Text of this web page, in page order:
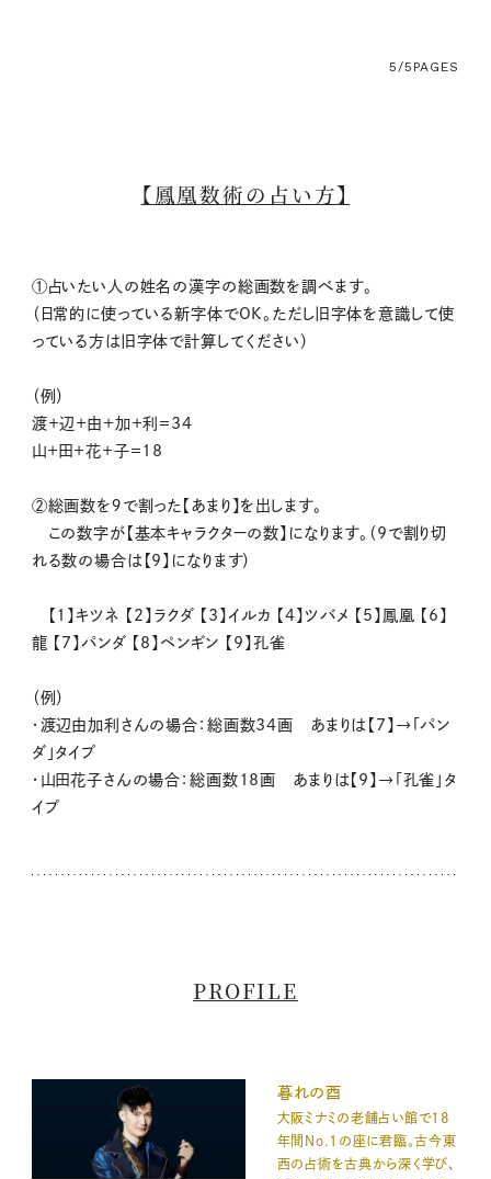
5/5 PAGES
【鳳凰数術の占い方】
①占いたい人の姓名の漢字の総画数を調べます。
（日常的に使っている新字体でOK。ただし旧字体を意識して使
っている方は旧字体で計算してください）
（例）
渡＋辺＋由＋加＋利＝34
山＋田＋花＋子＝18
②総画数を９で割った【あまり】を出します。
この数字が【基本キャラクターの数】になります。（9で割り切
れる数の場合は【9】になります）
【1】キツネ 【2】ラクダ 【3】イルカ 【4】ツバメ 【5】鳳凰 【6】
龍 【7】パンダ 【8】ペンギン 【9】孔雀
（例）
・渡辺由加利さんの場合：総画数34画 あまりは【7】→「パン
ダ」タイプ
・山田花子さんの場合：総画数18画 あまりは【9】→「孔雀」タ
イプ
PROFILE
暮れの酉
大阪ミナミの老舗占い館で18
年間No.1の座に君臨。古今東
西の占術を古典から深く学び、